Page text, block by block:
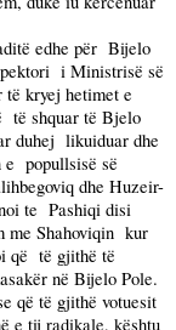
edhe për Bijelo
i Ministrisë së
kryej hetimet e
të shquar të Bjelo
duhej likuiduar dhe
e popullsisë së
dhe Huzeir-
te Pashiqi disi
me Shahoviqin kur
që të gjithë të
në Bijelo Pole.
që të gjithë votuesit
e tij radikale, kështu